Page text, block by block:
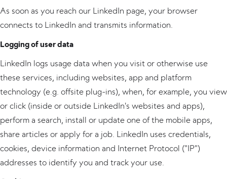
As soon as you reach our LinkedIn page, your browser
connects to LinkedIn and transmits information.
Logging of user data
LinkedIn logs usage data when you visit or otherwise use
these services, including websites, app and platform
technology (e.g. offsite plug-ins), when, for example, you view
or click (inside or outside LinkedIn's websites and apps),
perform a search, install or update one of the mobile apps,
share articles or apply for a job. LinkedIn uses credentials,
cookies, device information and Internet Protocol ("IP")
addresses to identify you and track your use.